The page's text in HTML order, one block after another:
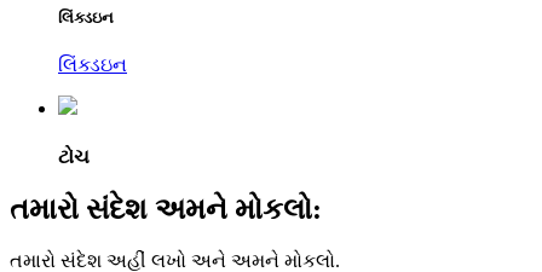
લિંક્ડઇન
લિંક્ડઇન
ટોચ
તમારો સંદેશ અમને મોકલો:
તમારો સંદેશ અહીં લખો અને અમને મોકલો.